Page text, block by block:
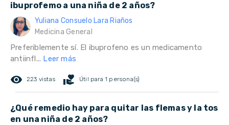
ibuprofemo a una niña de 2 años?
Yuliana Consuelo Lara Riaños
Medicina General
Preferiblemente sí. El ibuprofeno es un medicamento
antiinfl... Leer más
remove_red_eye 223 vistas volunteer_activism Útil para 1 persona(s)
¿Qué remedio hay para quitar las flemas y la tos
en una niña de 2 años?